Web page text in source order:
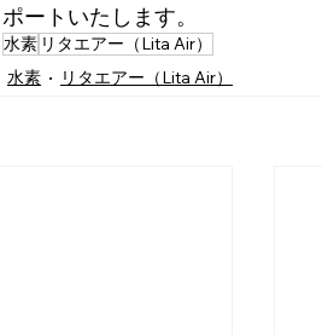
ポートいたします。
水素 リタエアー（Lita Air）
水素
リタエアー（Lita Air）